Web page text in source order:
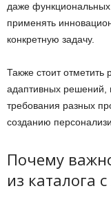
даже
применять
конкретную задачу.
Также стоит отметить
адаптивных решений,
требования разных
созданию
Почему
из каталога